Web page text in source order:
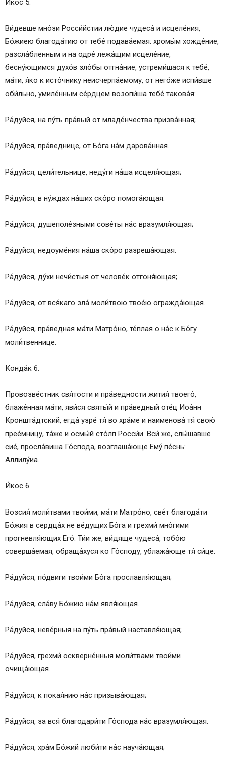
И́кос 5.
Ви́девше мно́зи Росси́йстии лю́дие чудеса́ и исцеле́ния,
Бо́жиею благода́тию от тебе́ подава́емая: хромы́м хожде́ние,
разсла́бленным и на одре́ лежа́щим исцеле́ние,
бесну́ющимся духо́в зло́бы отгна́ние, устреми́шася к тебе́,
ма́ти, я́ко к исто́чнику неисчерпа́емому, от него́же испи́вше
оби́льно, умиле́нным се́рдцем возопи́ша тебе́ такова́я:
Ра́дуйся, на пу́ть пра́вый от младе́нчества призва́нная;
Ра́дуйся, пра́веднице, от Бо́га на́м дарова́нная.
Ра́дуйся, цели́тельнице, неду́ги на́ша исцеля́ющая;
Ра́дуйся, в ну́ждах на́ших ско́ро помога́ющая.
Ра́дуйся, душеполе́зными сове́ты на́с вразумля́ющая;
Ра́дуйся, недоуме́ния на́ша ско́ро разреша́ющая.
Ра́дуйся, ду́хи нечи́стыя от челове́к отгоня́ющая;
Ра́дуйся, от вся́каго зла́ моли́твою твое́ю огражда́ющая.
Ра́дуйся, пра́ведная ма́ти Матро́но, те́плая о на́с к Бо́гу
моли́твеннице.
Конда́к 6.
Провозве́стник свя́тости и пра́ведности жития́ твоего́,
блаже́нная ма́ти, яви́ся святы́й и пра́ведный оте́ц Иоа́нн
Кроншта́дтский, егда́ узре́ тя́ во хра́ме и наименова́ тя́ свою́
прее́мницу, та́же и осмы́й сто́лп Росси́и. Вси́ же, слы́шавше
сие́, просла́виша Го́спода, возглаша́юще Ему́ пе́снь:
Аллилу́иа.
И́кос 6.
Возсия́ моли́твами твои́ми, ма́ти Матро́но, све́т благода́ти
Бо́жия в сердца́х не ве́дущих Бо́га и грехми́ мно́гими
прогневля́ющих Его́. Ти́и же, ви́дяще чудеса́, тобо́ю
соверша́емая, обраща́хуся ко Го́споду, ублажа́юще тя́ си́це:
Ра́дуйся, по́двиги твои́ми Бо́га прославля́ющая;
Ра́дуйся, сла́ву Бо́жию на́м явля́ющая.
Ра́дуйся, неве́рныя на пу́ть пра́вый наставля́ющая;
Ра́дуйся, грехми́ оскверне́нныя моли́твами твои́ми
очища́ющая.
Ра́дуйся, к покая́нию на́с призыва́ющая;
Ра́дуйся, за вся́ благодари́ти Го́спода на́с вразумля́ющая.
Ра́дуйся, хра́м Бо́жий люби́ти на́с науча́ющая;